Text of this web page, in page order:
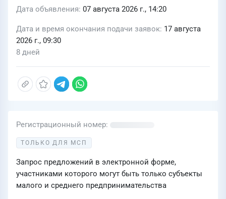
Дата объявления 07 августа 2026 г., 14:20
Дата и время окончания подачи заявок 17 августа
2026 г., 09:30
8 дней
Регистрационный номер
ТОЛЬКО ДЛЯ МСП
Запрос предложений в электронной форме,
участниками которого могут быть только субъекты
малого и среднего предпринимательства